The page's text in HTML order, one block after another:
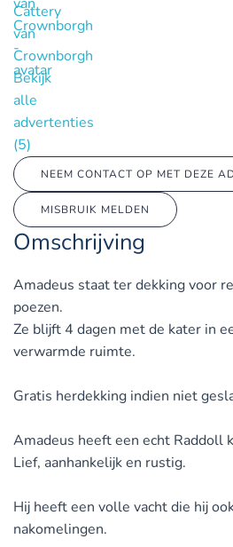
Cattery
van
Crownborgh
Bekijk
alle
advertenties
(5)
NEEM CONTACT OP MET DEZE
MISBRUIK MELDEN
Omschrijving
Amadeus staat ter dekking voor
poezen.
Ze blijft 4 dagen met de kater in
verwarmde ruimte.
Gratis herdekking indien niet
Amadeus heeft een echt Raddoll
Lief, aanhankelijk en rustig.
Hij heeft een volle vacht die hij
nakomelingen.